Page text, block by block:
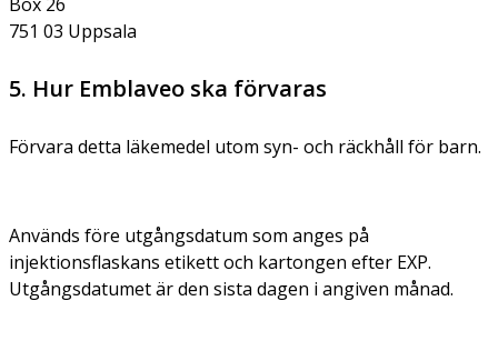
751 03 Uppsala
5. Hur Emblaveo ska förvaras
Förvara detta läkemedel utom syn- och räckhåll för barn.
Används före utgångsdatum som anges på
injektionsflaskans etikett och kartongen efter EXP.
Utgångsdatumet är den sista dagen i angiven månad.